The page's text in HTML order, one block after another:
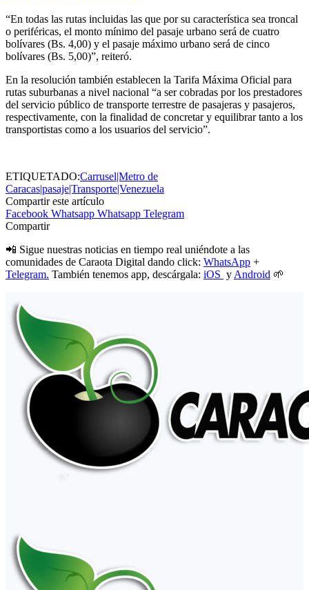
“En todas las rutas incluidas las que por su característica sea troncal
o periféricas, el monto mínimo del pasaje urbano será de cuatro
bolívares (Bs. 4,00) y el pasaje máximo urbano será de cinco
bolívares (Bs. 5,00)”, reiteró.
En la resolución también establecen la Tarifa Máxima Oficial para
rutas suburbanas a nivel nacional “a ser cobradas por los prestadores
del servicio público de transporte terrestre de pasajeras y pasajeros,
respectivamente, con la finalidad de concretar y equilibrar tanto a los
transportistas como a los usuarios del servicio”.
ETIQUETADO:Carrusel|Metro de
Caracas|pasaje|Transporte|Venezuela
Compartir este artículo
Facebook Whatsapp Whatsapp Telegram
Compartir
📲 Sigue nuestras noticias en tiempo real uniéndote a las
comunidades de Caraota Digital dando click: WhatsApp +
Telegram. También tenemos app, descárgala: iOS y Android 🌱